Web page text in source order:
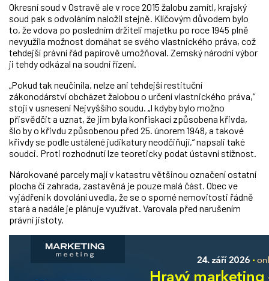
Okresní soud v Ostravě ale v roce 2015 žalobu zamítl, krajský
soud pak s odvoláním naložil stejně. Klíčovým důvodem bylo
to, že vdova po posledním držiteli majetku po roce 1945 plně
nevyužila možnost domáhat se svého vlastnického práva, což
tehdejší právní řád papírově umožňoval. Zemský národní výbor
ji tehdy odkázal na soudní řízení.
„Pokud tak neučinila, nelze ani tehdejší restituční
zákonodárství obcházet žalobou o určení vlastnického práva,“
stojí v usnesení Nejvyššího soudu. „I kdyby bylo možno
přisvědčit a uznat, že jim byla konfiskací způsobena křivda,
šlo by o křivdu způsobenou před 25. únorem 1948, a takové
křivdy se podle ustálené judikatury neodčiňují,“ napsali také
soudci. Proti rozhodnutí lze teoreticky podat ústavní stížnost.
Nárokované parcely mají v katastru většinou označení ostatní
plocha či zahrada, zastavěná je pouze malá část. Obec ve
vyjádření k dovolání uvedla, že se o sporné nemovitosti řádně
stará a nadále je plánuje využívat. Varovala před narušením
právní jistoty.